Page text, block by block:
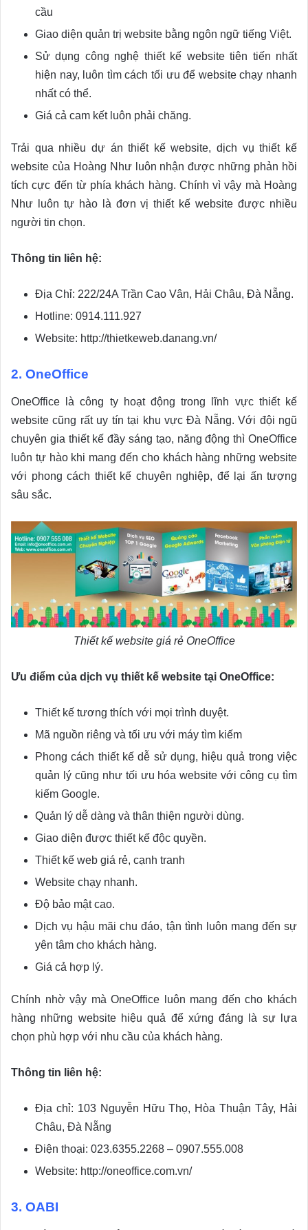
cầu
Giao diện quản trị website bằng ngôn ngữ tiếng Việt.
Sử dụng công nghệ thiết kế website tiên tiến nhất
hiện nay, luôn tìm cách tối ưu để website chạy nhanh
nhất có thể.
Giá cả cam kết luôn phải chăng.
Trải qua nhiều dự án thiết kế website, dịch vụ thiết kế
website của Hoàng Như luôn nhận được những phản hồi
tích cực đến từ phía khách hàng. Chính vì vậy mà Hoàng
Như luôn tự hào là đơn vị thiết kế website được nhiều
người tin chọn.
Thông tin liên hệ:
Địa Chỉ: 222/24A Trần Cao Vân, Hải Châu, Đà Nẵng.
Hotline: 0914.111.927
Website: http://thietkeweb.danang.vn/
2. OneOffice
OneOffice là công ty hoạt động trong lĩnh vực thiết kế
website cũng rất uy tín tại khu vực Đà Nẵng. Với đội ngũ
chuyên gia thiết kế đầy sáng tạo, năng động thì OneOffice
luôn tự hào khi mang đến cho khách hàng những website
với phong cách thiết kế chuyên nghiệp, để lại ấn tượng
sâu sắc.
Thiết kế website giá rẻ OneOffice
Ưu điểm của dịch vụ thiết kế website tại OneOffice:
Thiết kế tương thích với mọi trình duyệt.
Mã nguồn riêng và tối ưu với máy tìm kiếm
Phong cách thiết kế dễ sử dụng, hiệu quả trong việc
quản lý cũng như tối ưu hóa website với công cụ tìm
kiếm Google.
Quản lý dễ dàng và thân thiện người dùng.
Giao diện được thiết kế độc quyền.
Thiết kế web giá rẻ, cạnh tranh
Website chạy nhanh.
Độ bảo mật cao.
Dịch vụ hậu mãi chu đáo, tận tình luôn mang đến sự
yên tâm cho khách hàng.
Giá cả hợp lý.
Chính nhờ vậy mà OneOffice luôn mang đến cho khách
hàng những website hiệu quả để xứng đáng là sự lựa
chọn phù hợp với nhu cầu của khách hàng.
Thông tin liên hệ:
Địa chỉ: 103 Nguyễn Hữu Thọ, Hòa Thuận Tây, Hải
Châu, Đà Nẵng
Điện thoại: 023.6355.2268 – 0907.555.008
Website: http://oneoffice.com.vn/
3. OABI